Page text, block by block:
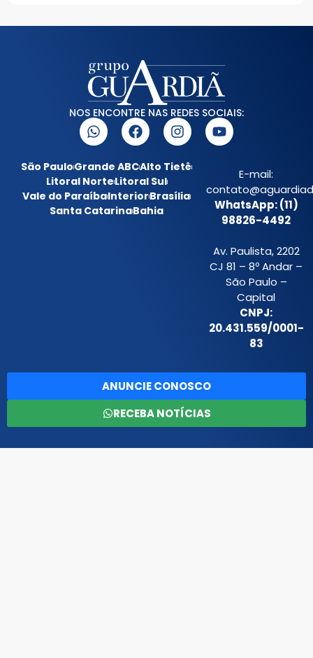
NOS ENCONTRE NAS REDES SOCIAIS:
São PauloGrande ABCAlto Tietê
Litoral NorteLitoral Sul
Vale do ParaíbaInteriorBrasília
Santa CatarinaBahia
E-mail:
WhatsApp: (11)
98826-4492
Av. Paulista, 2202
CJ 81 – 8º Andar –
São Paulo –
Capital
CNPJ:
20.431.559/0001-
83
ANUNCIE CONOSCO
RECEBA NOTÍCIAS